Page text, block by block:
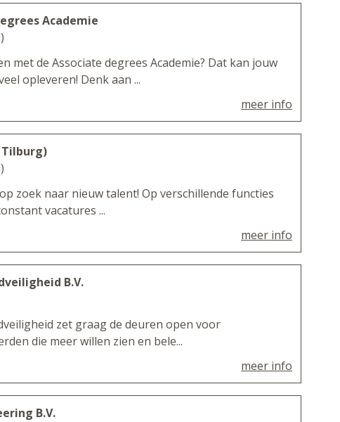
Academie
met de Associate degrees Academie? Dat kan jouw
opleveren! Denk aan ...
meer info
Tilburg)
zoek naar nieuw talent! Op verschillende functies
vacatures ...
meer info
B.V.
zet graag de deuren open voor
die meer willen zien en bele...
meer info
B.V.